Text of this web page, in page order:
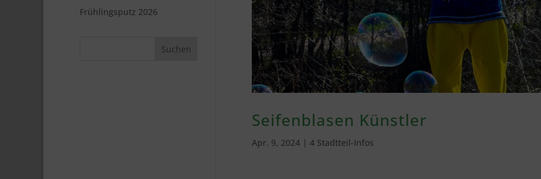
Seifenblasen Künstler
Apr. 9, 2024| 4 Stadtteil-Infos
Frühlingsputz 2026